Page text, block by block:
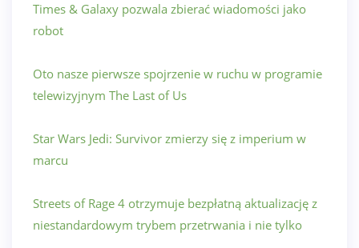
Times & Galaxy pozwala zbierać wiadomości jako
robot
Oto nasze pierwsze spojrzenie w ruchu w programie
telewizyjnym The Last of Us
Star Wars Jedi: Survivor zmierzy się z imperium w
marcu
Streets of Rage 4 otrzymuje bezpłatną aktualizację z
niestandardowym trybem przetrwania i nie tylko